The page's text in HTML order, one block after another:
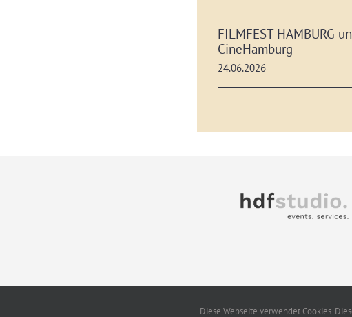
FILMFEST HAMBURG
CineHamburg
24.06.2026
Diese Webseite verwendet Cookies.